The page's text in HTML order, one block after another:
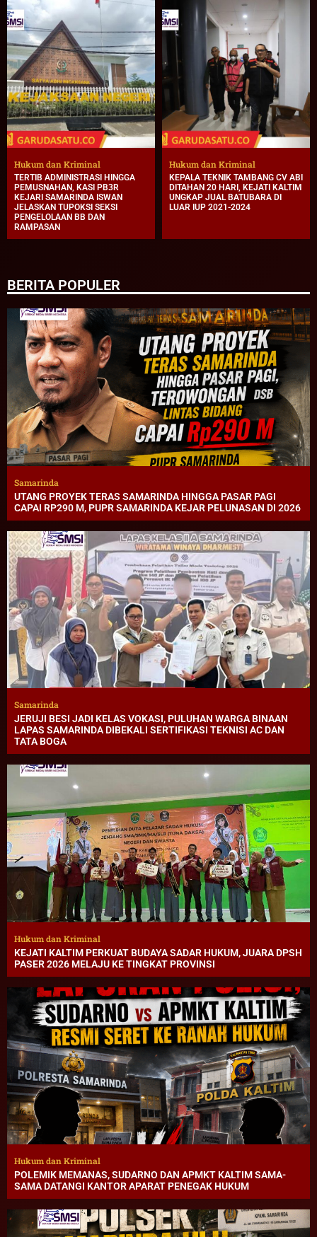
Hukum dan Kriminal
TERTIB ADMINISTRASI HINGGA
PEMUSNAHAN, KASI PB3R
KEJARI SAMARINDA ISWAN
JELASKAN TUPOKSI SEKSI
PENGELOLAAN BB DAN
RAMPASAN
Hukum dan Kriminal
KEPALA TEKNIK TAMBANG CV ABI
DITAHAN 20 HARI, KEJATI KALTIM
UNGKAP JUAL BATUBARA DI
LUAR IUP 2021-2024
BERITA POPULER
Samarinda
UTANG PROYEK TERAS SAMARINDA HINGGA PASAR PAGI
CAPAI RP290 M, PUPR SAMARINDA KEJAR PELUNASAN DI 2026
Samarinda
JERUJI BESI JADI KELAS VOKASI, PULUHAN WARGA BINAAN
LAPAS SAMARINDA DIBEKALI SERTIFIKASI TEKNISI AC DAN
TATA BOGA
Hukum dan Kriminal
KEJATI KALTIM PERKUAT BUDAYA SADAR HUKUM, JUARA DPSH
PASER 2026 MELAJU KE TINGKAT PROVINSI
Hukum dan Kriminal
POLEMIK MEMANAS, SUDARNO DAN APMKT KALTIM SAMA-
SAMA DATANGI KANTOR APARAT PENEGAK HUKUM